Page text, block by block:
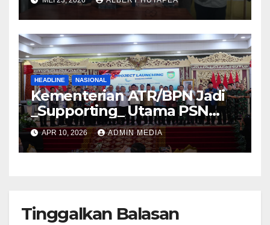
Acara Agustus 2026
HEADLINE NASIONAL
Kementerian ATR/BPN Jadi
_Supporting_ Utama PSN
Pelabuhan Palembang Baru
Tanjung Carat
APR 10, 2026 ADMIN MEDIA
Tinggalkan Balasan